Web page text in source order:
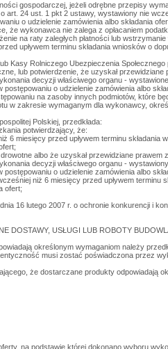
gospodarczej, jeżeli odrębne przepisy
art. 24 ust. 1 pkt 2 ustawy, wystawiony nie
o udzielenie zamówienia albo składania
że wykonawca nie zalega z opłacaniem
na raty zaległych płatności lub wstrzymanie
upływem terminu składania wniosków o
Kasy Rolniczego Ubezpieczenia
lub potwierdzenie, że uzyskał przewidziane
decyzji właściwego organu -
o udzielenie zamówienia albo
na zasoby innych podmiotów, które
w zakresie wymaganym dla wykonawcy,
Polskiej, przedkłada:
potwierdzający, że:
6 miesięcy przed upływem terminu składania
albo że uzyskał przewidziane prawem
decyzji właściwego organu -
o udzielenie zamówienia albo
niż 6 miesięcy przed upływem terminu
ofert;
16 lutego 2007 r. o ochronie konkurencji i
DOSTAWY, USŁUGI LUB ROBOTY
określonym wymaganiom należy
musi zostać poświadczona przez
że dostarczane produkty odpowiadają
na podstawie której dokonano wyboru